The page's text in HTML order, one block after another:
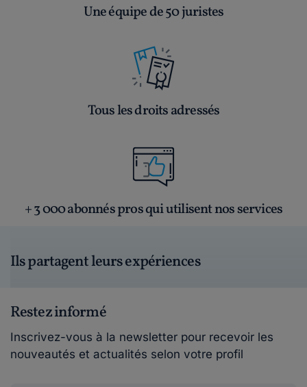
Une équipe de 50 juristes
Tous les droits adressés
+ 3 000 abonnés pros qui utilisent nos services
Ils partagent leurs expériences
Restez informé
Inscrivez-vous à la newsletter pour recevoir les
nouveautés et actualités selon votre profil